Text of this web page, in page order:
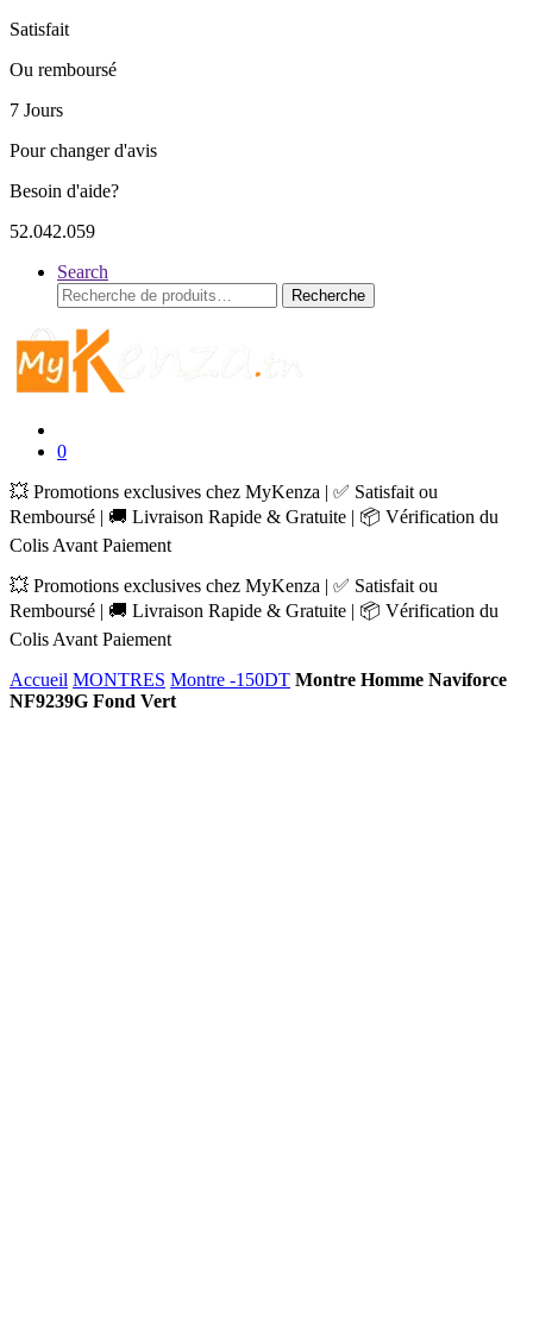
Satisfait
Ou remboursé
7 Jours
Pour changer d'avis
Besoin d'aide?
52.042.059
Search
Recherche
pour :
Recherche
0
💥 Promotions exclusives chez MyKenza | ✅ Satisfait ou
Remboursé | 🚚 Livraison Rapide & Gratuite | 📦 Vérification du
Colis Avant Paiement
💥 Promotions exclusives chez MyKenza | ✅ Satisfait ou
Remboursé | 🚚 Livraison Rapide & Gratuite | 📦 Vérification du
Colis Avant Paiement
Accueil MONTRES Montre -150DT Montre Homme Naviforce
NF9239G Fond Vert